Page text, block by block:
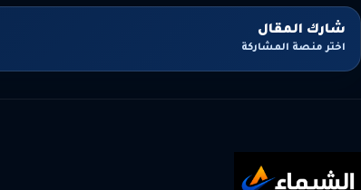
شارك المقال
اختر منصة المشاركة